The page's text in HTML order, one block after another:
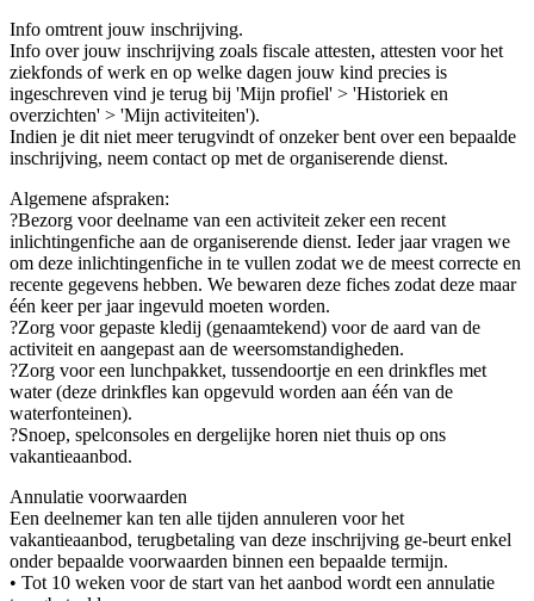
Info omtrent jouw inschrijving.
Info over jouw inschrijving zoals fiscale attesten, attesten voor het
ziekfonds of werk en op welke dagen jouw kind precies is
ingeschreven vind je terug bij 'Mijn profiel' > 'Historiek en
overzichten' > 'Mijn activiteiten').
Indien je dit niet meer terugvindt of onzeker bent over een bepaalde
inschrijving, neem contact op met de organiserende dienst.
Algemene afspraken:
?Bezorg voor deelname van een activiteit zeker een recent
inlichtingenfiche aan de organiserende dienst. Ieder jaar vragen we
om deze inlichtingenfiche in te vullen zodat we de meest correcte en
recente gegevens hebben. We bewaren deze fiches zodat deze maar
één keer per jaar ingevuld moeten worden.
?Zorg voor gepaste kledij (genaamtekend) voor de aard van de
activiteit en aangepast aan de weersomstandigheden.
?Zorg voor een lunchpakket, tussendoortje en een drinkfles met
water (deze drinkfles kan opgevuld worden aan één van de
waterfonteinen).
?Snoep, spelconsoles en dergelijke horen niet thuis op ons
vakantieaanbod.
Annulatie voorwaarden
Een deelnemer kan ten alle tijden annuleren voor het
vakantieaanbod, terugbetaling van deze inschrijving ge-beurt enkel
onder bepaalde voorwaarden binnen een bepaalde termijn.
• Tot 10 weken voor de start van het aanbod wordt een annulatie